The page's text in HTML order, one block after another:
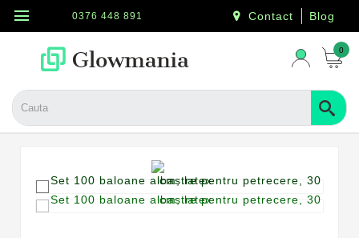
menu Contact Blog
0376 448 891
0